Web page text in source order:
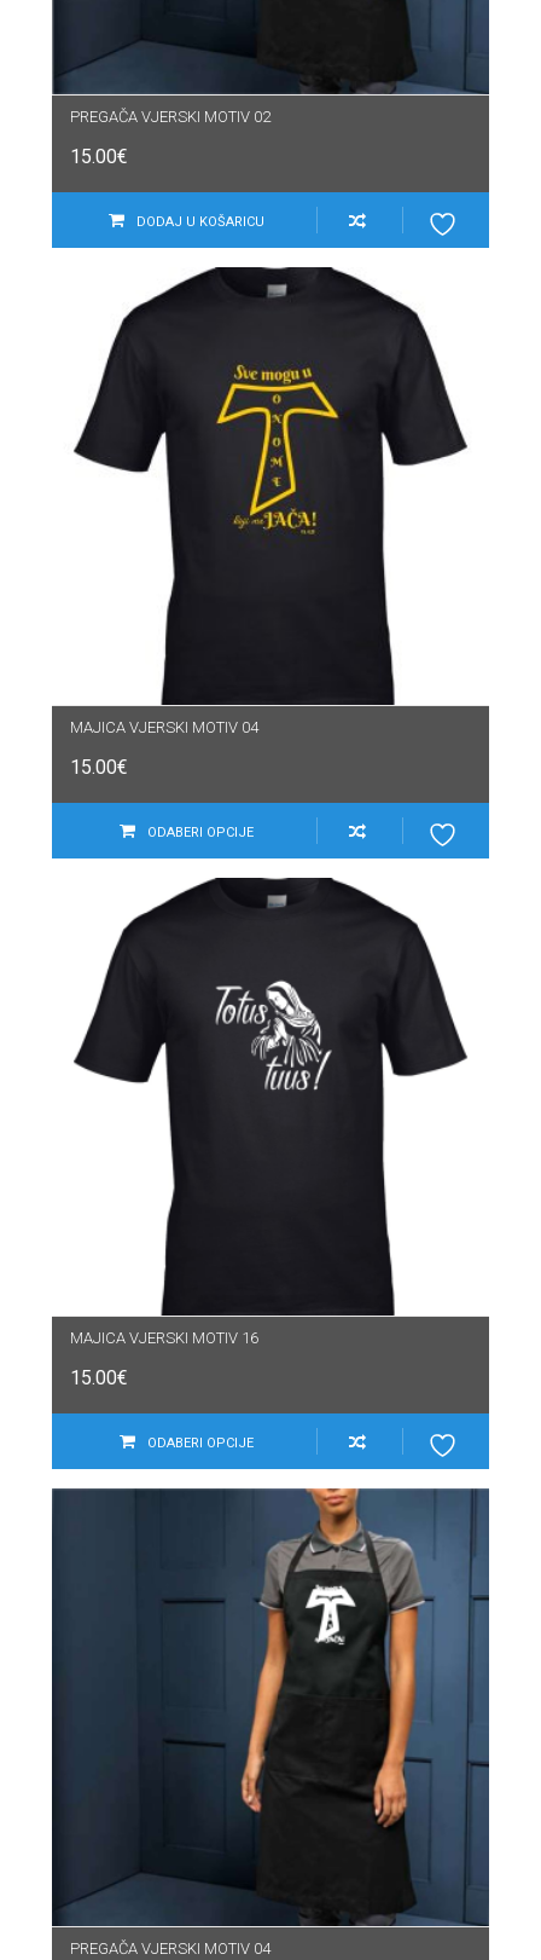
PREGAČA VJERSKI MOTIV 02
15.00€
DODAJ U KOŠARICU
MAJICA VJERSKI MOTIV 04
15.00€
ODABERI OPCIJE
MAJICA VJERSKI MOTIV 16
15.00€
ODABERI OPCIJE
PREGAČA VJERSKI MOTIV 04